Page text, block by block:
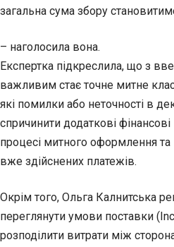
загальна сума збору
– наголосила вона.
Експертка підкреслила, що з
важливим стає точне митне
які помилки або неточності в
спричинити додаткові
процесі митного оформлення та
вже здійснених платежів.
Окрім того, Ольга Калнитська
переглянути умови поставки
розподілити витрати між